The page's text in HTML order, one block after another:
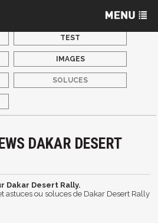
TEST
IMAGES
SOLUCES
DAKAR DESERT
Dakar Desert Rally.
astuces ou soluces de Dakar Desert Rally